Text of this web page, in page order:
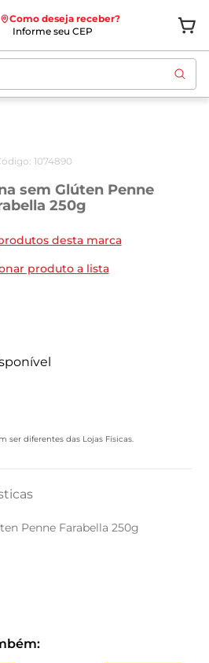
Como deseja receber?
Informe seu CEP
: 1074890
sem Glúten Penne
250g
desta marca
produto a lista
ser diferentes das Lojas Físicas.
Penne Farabella 250g